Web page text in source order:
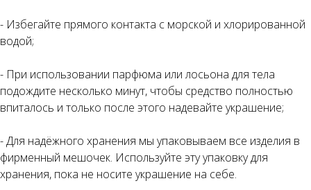
- Избегайте прямого контакта с морской и хлорированной
водой;
- При использовании парфюма или лосьона для тела
подождите несколько минут, чтобы средство полностью
впиталось и только после этого надевайте украшение;
- Для надёжного хранения мы упаковываем все изделия в
фирменный мешочек. Используйте эту упаковку для
хранения, пока не носите украшение на себе.
Оплата частями
Оплатите сегодня 25% стоимости покупки